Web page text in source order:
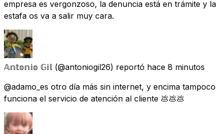
empresa es vergonzoso, la denuncia está en trámite y la
estafa os va a salir muy cara.
𝔸𝕟𝕥𝕠𝕟𝕚𝕠 𝔾𝕚𝕝 (@antoniogil26) reportó hace 8 minutos
@adamo_es otro día más sin internet, y encima tampoco
funciona el servicio de atención al cliente 💩💩💩